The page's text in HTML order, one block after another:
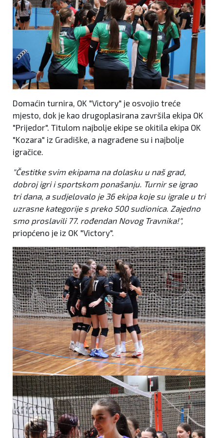
Domaćin turnira, OK "Victory" je osvojio treće
mjesto, dok je kao drugoplasirana završila ekipa OK
"Prijedor". Titulom najbolje ekipe se okitila ekipa OK
"Kozara" iz Gradiške, a nagrađene su i najbolje
igračice.
"Čestitke svim ekipama na dolasku u naš grad,
dobroj igri i sportskom ponašanju. Turnir se igrao
tri dana, a sudjelovalo je 36 ekipa koje su igrale u tri
uzrasne kategorije s preko 500 sudionica. Zajedno
smo proslavili 77. rođendan Novog Travnika!",
priopćeno je iz OK "Victory".